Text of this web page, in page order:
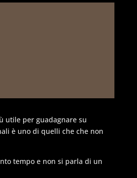
utile per guadagnare su
è uno di quelli che che non
tempo e non si parla di un